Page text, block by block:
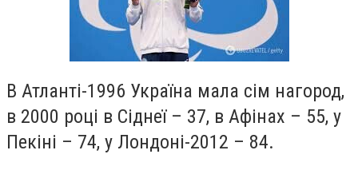
В Атланті-1996 Україна мала сім нагород,
в 2000 році в Сіднеї – 37, в Афінах – 55, у
Пекіні – 74, у Лондоні-2012 – 84.